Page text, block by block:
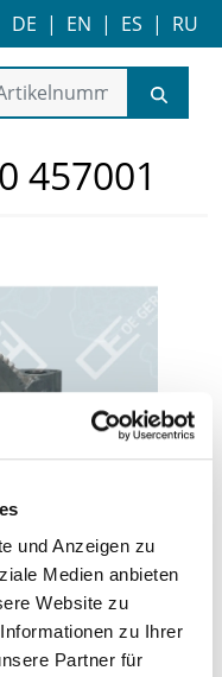
und Anzeigen zu
Medien anbieten
Website zu
zu Ihrer
Partner für
DE | EN | ES | RU
457001
Preis auf Anfrage